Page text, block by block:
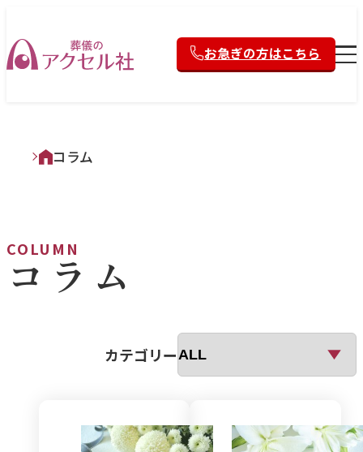
お急ぎの方はこちら
コラム
COLUMN
コラム
カテゴリー